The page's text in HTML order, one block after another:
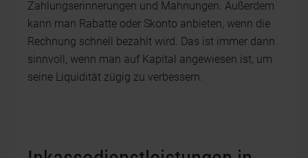
Zahlungserinnerungen und Mahnungen. Außerdem
kann man Rabatte oder Skonto anbieten, wenn die
Rechnung schnell bezahlt wird. Das ist immer dann
sinnvoll, wenn man auf Kapital angewiesen ist, um
seine Liquidität zügig zu verbessern.